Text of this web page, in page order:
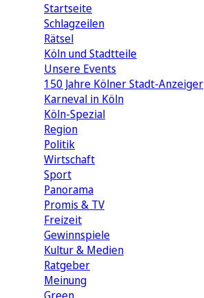
Startseite
Schlagzeilen
Rätsel
Köln und Stadtteile
Unsere Events
150 Jahre Kölner Stadt-Anzeiger
Karneval in Köln
Köln-Spezial
Region
Politik
Wirtschaft
Sport
Panorama
Promis & TV
Freizeit
Gewinnspiele
Kultur & Medien
Ratgeber
Meinung